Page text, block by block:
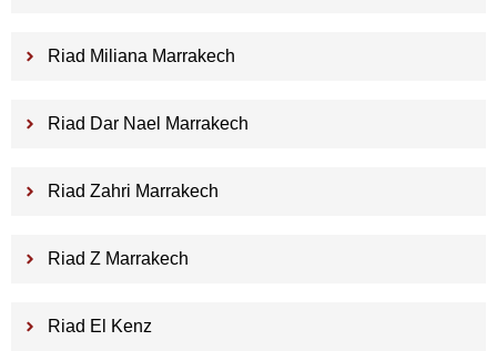
Riad Miliana Marrakech
Riad Dar Nael Marrakech
Riad Zahri Marrakech
Riad Z Marrakech
Riad El Kenz